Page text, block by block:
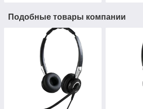
Подобные товары компании